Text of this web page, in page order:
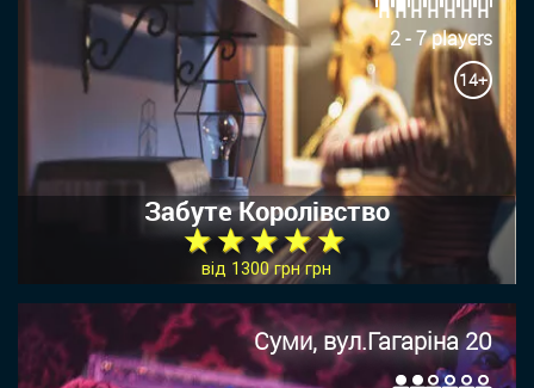
2 - 7 players
14+
Забуте Королівство
★ ★ ★ ★ ★
від 1300 грн грн
Суми, вул.Гагаріна 20